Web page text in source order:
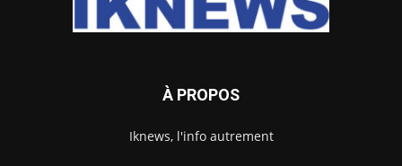
À PROPOS
Iknews, l'info autrement